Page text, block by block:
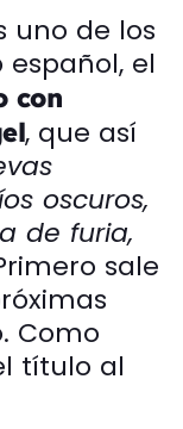
uno de los
el
con
, que así
oscuros,
de furia,
sale
Como
título al